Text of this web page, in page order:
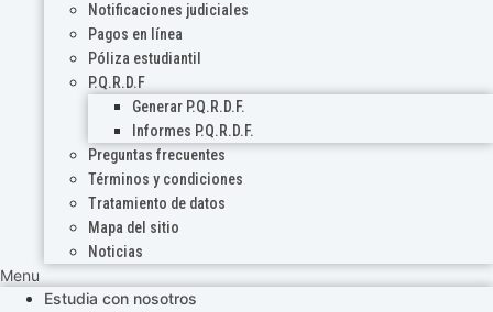
Notificaciones judiciales
Pagos en línea
Póliza estudiantil
P.Q.R.D.F
Generar P.Q.R.D.F.
Informes P.Q.R.D.F.
Preguntas frecuentes
Términos y condiciones
Tratamiento de datos
Mapa del sitio
Noticias
Menu
Estudia con nosotros